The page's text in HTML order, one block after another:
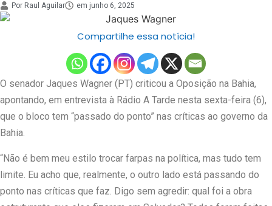
Por Raul Aguilar em junho 6, 2025
Compartilhe essa notícia!
O senador Jaques Wagner (PT) criticou a Oposição na Bahia,
apontando, em entrevista à Rádio A Tarde nesta sexta-feira (6),
que o bloco tem “passado do ponto” nas críticas ao governo da
Bahia.
“Não é bem meu estilo trocar farpas na política, mas tudo tem
limite. Eu acho que, realmente, o outro lado está passando do
ponto nas críticas que faz. Digo sem agredir: qual foi a obra